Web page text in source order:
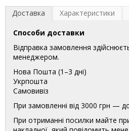
Доставка
Характеристики
Способи доставки
Відправка замовлення
менеджером.
Нова Пошта (1–3 дні)
Укрпошта
Самовивіз
При замовленні від 3000 грн
При отриманні посилки майте